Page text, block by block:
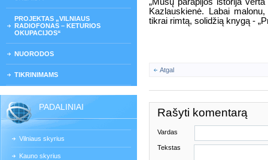
PROJEKTAS „VILNIAUS
RADIOFONAS – KETURIOS
OKUPACIJOS“
NUORODOS
TIKRINIMAMS
PADALINIAI
Vilniaus skyrius
Kauno skyrius
Kazlauskienė. Labai
tikrai rimtą, solidžią knygą -
Atgal
Rašyti komentarą
Vardas
Tekstas